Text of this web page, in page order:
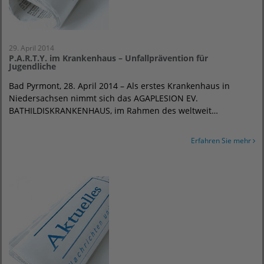
29. April 2014
P.A.R.T.Y. im Krankenhaus – Unfallprävention für
Jugendliche
Bad Pyrmont, 28. April 2014 – Als erstes Krankenhaus in
Niedersachsen nimmt sich das AGAPLESION EV.
BATHILDISKRANKENHAUS, im Rahmen des weltweit…
Erfahren Sie mehr